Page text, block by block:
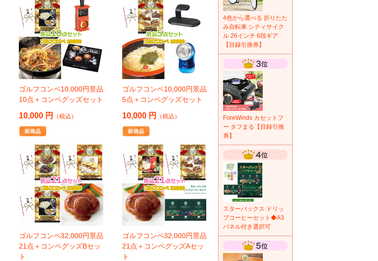
ゴルフコンペ10,000円景品
10点＋コンペグッズセット
10,000 円 （税込）
ゴルフコンペ10,000円景品
5点＋コンペグッズセット
10,000 円 （税込）
ゴルフコンペ32,000円景品
21点＋コンペグッズBセッ
ト
ゴルフコンペ32,000円景品
21点＋コンペグッズAセッ
ト
4色から選べる 折りたた
み自転車 シティサイク
ル 26インチ 6段ギア
【目録引換券】
ForeWinds カセットフ
ー タフまる【目録引換
券】
スターバックス ドリッ
プコーヒーセット◆A3
パネル付き選択可